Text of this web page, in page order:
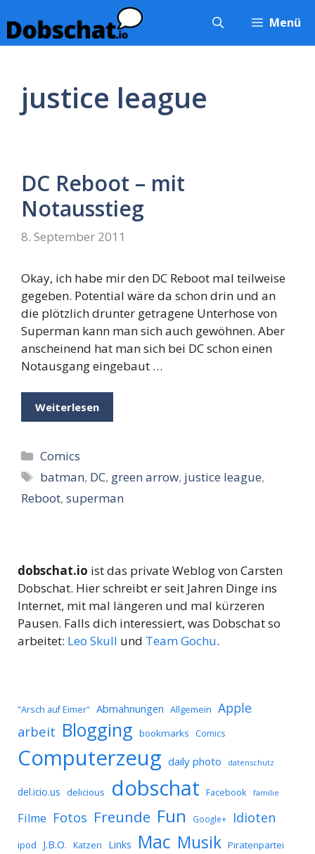
Inhalt
springen
Menü
justice league
DC Reboot – mit
Notausstieg
8. September 2011
Okay, ich habe mir den DC Reboot mal teilweise
gegeben. Potential wäre da schon drin und an
die plötzlich drunter getragene Unterhose von
Superman kann man sich auch gewöhnen. Aber
anscheinend hat man sich bei DC schon einen
Notausgang eingebaut …
Weiterlesen
Kategorien
Comics
Schlagwörter
batman, DC, green arrow, justice league,
Reboot, superman
dobschat.io ist das private Weblog von Carsten
Dobschat. Hier schreibt er seit Jahren Dinge ins
Internet, mit mal längeren und mal kürzeren
Pausen. Falls dich interessiert, was Dobschat so
arbeitet: Leo Skull und Team Gochu.
"Arsch auf Eimer" Abmahnungen Allgemein Apple
arbeit Blogging bookmarks Comics
Computerzeug daily photo datenschutz
del.icio.us delicious dobschat Facebook familie
Filme Fotos Freunde Fun Google+ Idioten
ipod J.B.O. Katzen Links Mac Musik Piratenpartei